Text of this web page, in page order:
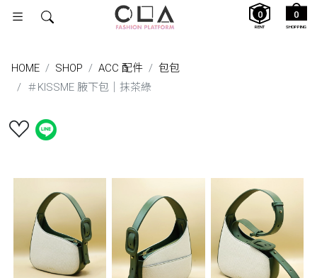
SHOPPING
0
RENT
0
HOME SHOP ACC 配件
包包
＃KISSME 腋下包｜抹茶綠